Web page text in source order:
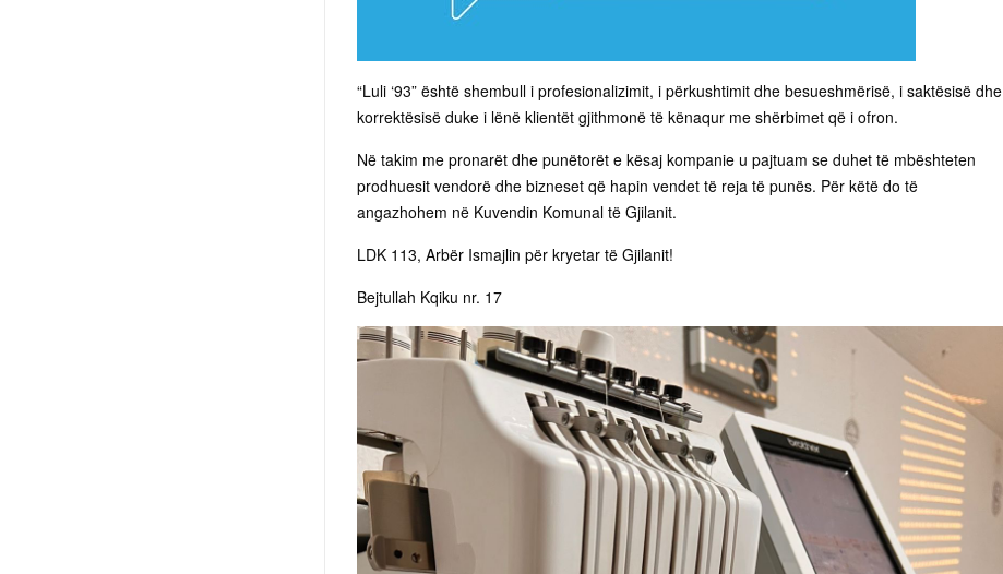
“Luli ‘93” është shembull i profesionalizimit, i përkushtimit dhe besueshmërisë, i saktësisë dhe
korrektësisë duke i lënë klientët gjithmonë të kënaqur me shërbimet që i ofron.
Në takim me pronarët dhe punëtorët e kësaj kompanie u pajtuam se duhet të mbështeten
prodhuesit vendorë dhe bizneset që hapin vendet të reja të punës. Për këtë do të
angazhohem në Kuvendin Komunal të Gjilanit.
LDK 113, Arbër Ismajlin për kryetar të Gjilanit!
Bejtullah Kqiku nr. 17